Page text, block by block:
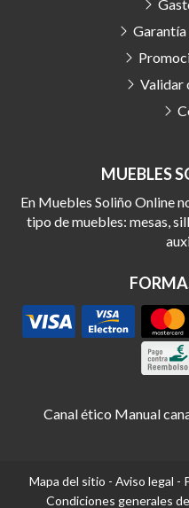
MUEBLES
En Muebles Soliño Online
tipo de muebles: mesas,
Garantía
Validar
Canal ético Manual
Mapa del sitio - Aviso legal -
Condiciones generales